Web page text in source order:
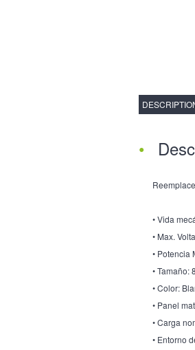
• Vida
• Max.
• Potencia
• Tamaño:
• Color:
• Panel
• Carga
• Entorno